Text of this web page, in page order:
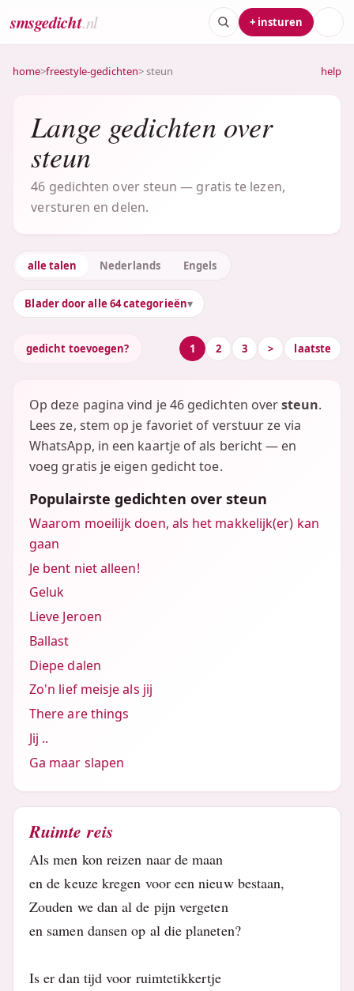
smsgedicht.nl + insturen
home>freestyle-gedichten> steun help
Lange gedichten over
steun
46 gedichten over steun — gratis te lezen,
versturen en delen.
alle talen Nederlands Engels
Blader door alle 64 categorieën
gedicht toevoegen? 1 2 3 > laatste
Op deze pagina vind je 46 gedichten oversteun.
Lees ze, stem op je favoriet of verstuur ze via
WhatsApp, in een kaartje of als bericht — en
voeg gratis je eigen gedicht toe.
Populairste gedichten over steun
Waarom moeilijk doen, als het makkelijk(er) kan
gaan
Je bent niet alleen!
Geluk
Lieve Jeroen
Ballast
Diepe dalen
Zo'n lief meisje als jij
There are things
Jij ..
Ga maar slapen
Ruimte reis
Als men kon reizen naar de maan
en de keuze kregen voor een nieuw bestaan,
Zouden we dan al de pijn vergeten
en samen dansen op al die planeten?
Is er dan tijd voor ruimtetikkertje